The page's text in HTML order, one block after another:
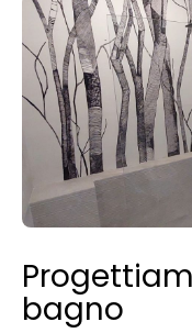
bagno